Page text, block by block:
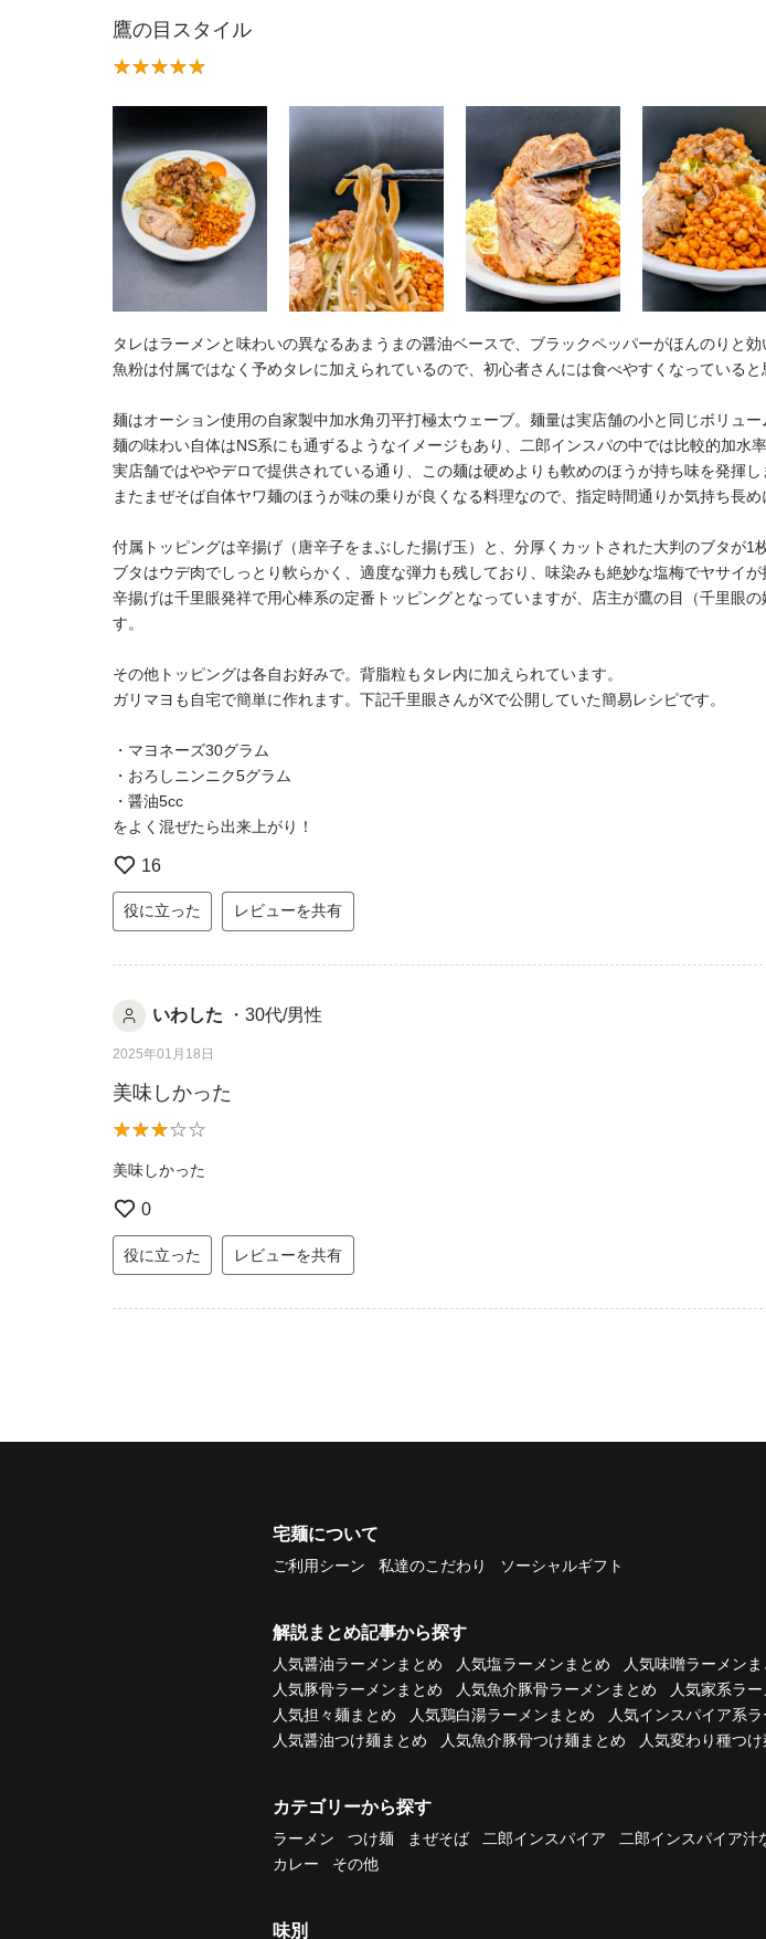
鷹の目スタイル
タレはラーメンと味わいの異なるあまうまの醤油ベースで、ブラックペッパーがほんのりと
魚粉は付属ではなく予めタレに加えられているので、初心者さんには食べやすくなっている
麺はオーション使用の自家製中加水角刃平打極太ウェーブ。麺量は実店舗の小と同じボリュー
麺の味わい自体はNS系にも通ずるようなイメージもあり、二郎インスパの中では比較的加水
実店舗ではややデロで提供されている通り、この麺は硬めよりも軟めのほうが持ち味を発揮し
またまぜそば自体ヤワ麺のほうが味の乗りが良くなる料理なので、指定時間通りか気持ち長
付属トッピングは辛揚げ（唐辛子をまぶした揚げ玉）と、分厚くカットされた大判のブタが1枚
ブタはウデ肉でしっとり軟らかく、適度な弾力も残しており、味染みも絶妙な塩梅でヤサイが
辛揚げは千里眼発祥で用心棒系の定番トッピングとなっていますが、店主が鷹の目（千里眼
す。
その他トッピングは各自お好みで。背脂粒もタレ内に加えられています。
ガリマヨも自宅で簡単に作れます。下記千里眼さんがXで公開していた簡易レシピです。
・マヨネーズ30グラム
・おろしニンニク5グラム
・醤油5cc
をよく混ぜたら出来上がり！
16
役に立った レビューを共有
いわした ・30代/男性
2025年01月18日
美味しかった
美味しかった
0
役に立った レビューを共有
宅麺について
ご利用シーン 私達のこだわり ソーシャルギフト
解説まとめ記事から探す
人気醤油ラーメンまとめ 人気塩ラーメンまとめ
人気味噌ラーメンま
人気豚骨ラーメンまとめ
人気魚介豚骨ラーメンまとめ
人気家系ラ
人気担々麺まとめ
人気鶏白湯ラーメンまとめ
人気インスパイア系
人気醤油つけ麺まとめ
人気魚介豚骨つけ麺まとめ 人気変わり種つ
カテゴリーから探す
ラーメン つけ麺 まぜそば 二郎インスパイア 二郎インスパイア汁
カレー
その他
味別